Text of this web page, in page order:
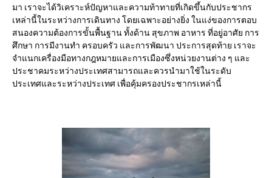
มา เราจะได้วิเคราะห์ปัญหาและความท้าทายที่เกิดขึ้นกับประชากร
เหล่านี้ในระหว่างการเดินทาง โดยเฉพาะอย่างยิ่ง ในแง่ของการตอบ
สนองความต้องการขั้นพื้นฐาน ทั้งด้าน สุขภาพ อาหาร ที่อยู่อาศัย การ
ศึกษา การมีงานทำ ครอบครัว และการพัฒนา ประการสุดท้าย เราจะ
จำแนกเครื่องมือทางกฎหมายและการเมืองซึ่งหน่วยงานต่าง ๆ และ
ประชาคมระหว่างประเทศสามารถและควรนำมาใช้ในระดับ
ประเทศและระหว่างประเทศ เพื่อคุ้มครองประชากรเหล่านี้